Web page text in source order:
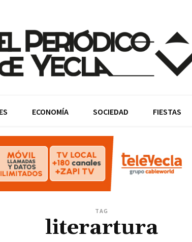
ECONOMÍA SOCIEDAD FIESTAS
TAG
literartura